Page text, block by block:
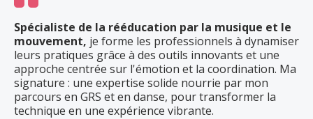
Spécialiste de la rééducation par la musique et le
mouvement, je forme les professionnels à dynamiser
leurs pratiques grâce à des outils innovants et une
approche centrée sur l'émotion et la coordination. Ma
signature : une expertise solide nourrie par mon
parcours en GRS et en danse, pour transformer la
technique en une expérience vibrante.